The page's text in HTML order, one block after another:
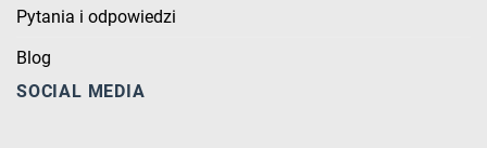
Pytania i odpowiedzi
Blog
SOCIAL MEDIA